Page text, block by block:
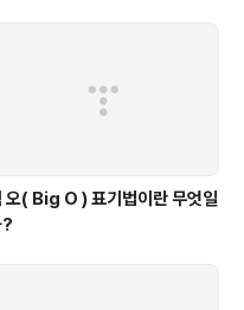
오( Big O ) 표기법이란 무엇일